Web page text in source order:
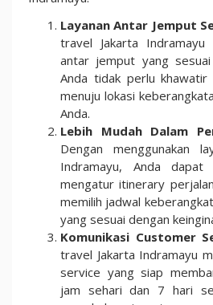
Layanan Antar Jemput
travel Jakarta Indramayu
antar jemput yang
Anda tidak perlu
menuju lokasi
Anda.
Lebih Mudah Dalam
Dengan menggunakan
Indramayu, Anda
mengatur itinerary
memilih jadwal
yang sesuai dengan
Komunikasi Customer
travel Jakarta Indramayu
service yang siap
jam sehari dan 7 hari